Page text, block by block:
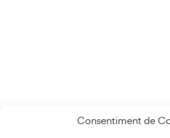
Consentiment de